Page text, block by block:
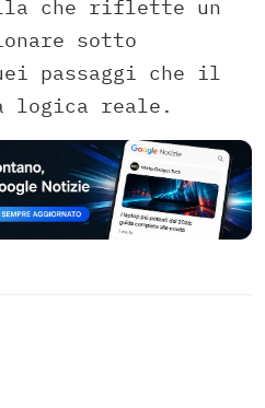
che riflette un
sotto
passaggi che il
logica reale.